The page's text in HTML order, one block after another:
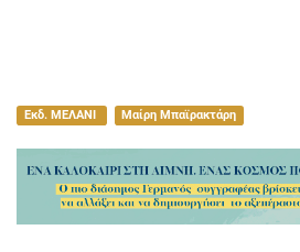
Εκδ. ΜΕΛΑΝΙ Μαίρη Μπαϊρακτάρη